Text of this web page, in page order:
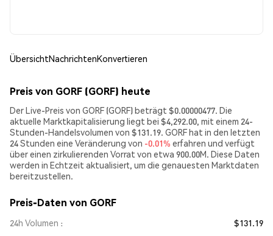
ÜbersichtNachrichtenKonvertieren
Preis von GORF (GORF) heute
Der Live-Preis von GORF (GORF) beträgt $0.00000477. Die
aktuelle Marktkapitalisierung liegt bei $4,292.00, mit einem 24-
Stunden-Handelsvolumen von $131.19. GORF hat in den letzten
24 Stunden eine Veränderung von -0.01% erfahren und verfügt
über einen zirkulierenden Vorrat von etwa 900.00M. Diese Daten
werden in Echtzeit aktualisiert, um die genauesten Marktdaten
bereitzustellen.
Preis-Daten von GORF
24h Volumen
$131.19